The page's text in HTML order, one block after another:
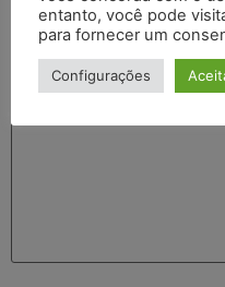
Comentário*
entanto, você pode
para fornecer um
Configurações